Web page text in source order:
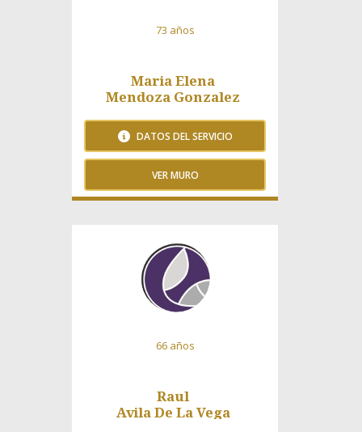
Maria Elena
Mendoza Gonzalez
73 años
DATOS DEL SERVICIO
VER MURO
Raul
Avila De La Vega
66 años